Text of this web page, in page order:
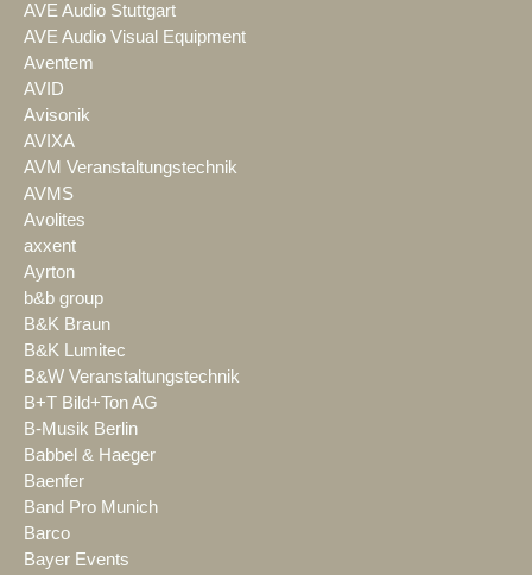
AVE Audio Stuttgart
AVE Audio Visual Equipment
Aventem
AVID
Avisonik
AVIXA
AVM Veranstaltungstechnik
AVMS
Avolites
axxent
Ayrton
b&b group
B&K Braun
B&K Lumitec
B&W Veranstaltungstechnik
B+T Bild+Ton AG
B-Musik Berlin
Babbel & Haeger
Baenfer
Band Pro Munich
Barco
Bayer Events